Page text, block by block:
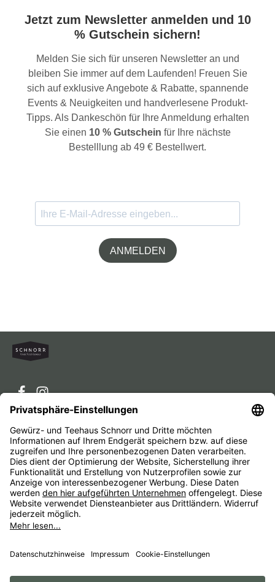
Jetzt zum Newsletter anmelden und 10
% Gutschein sichern!
Melden Sie sich für unseren Newsletter an und
bleiben Sie immer auf dem Laufenden! Freuen Sie
sich auf exklusive Angebote & Rabatte, spannende
Events & Neuigkeiten und handverlesene Produkt-
Tipps. Als Dankeschön für Ihre Anmeldung erhalten
Sie einen 10 % Gutschein für Ihre nächste
Bestelllung ab 49 € Bestellwert.
ANMELDEN
Service-Hotline
Service
Unternehmen
Alle Preise inkl. gesetzl. Mehrwertsteuer zzgl.
anders angegeben.
ImpressumAGBWiderrufsbelehrungenDatenschutz